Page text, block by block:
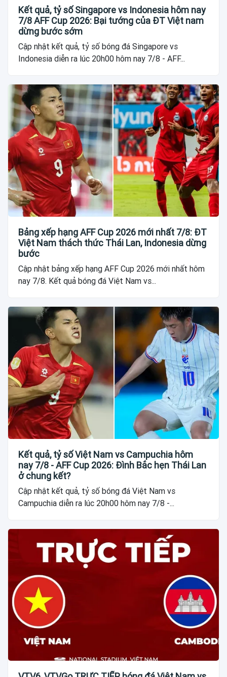
Kết quả, tỷ số Singapore vs Indonesia hôm nay
7/8 AFF Cup 2026: Bại tướng của ĐT Việt nam
dừng bước sớm
Cập nhật kết quả, tỷ số bóng đá Singapore vs
Indonesia diễn ra lúc 20h00 hôm nay 7/8 - AFF...
Bảng xếp hạng AFF Cup 2026 mới nhất 7/8: ĐT
Việt Nam thách thức Thái Lan, Indonesia dừng
bước
Cập nhật bảng xếp hạng AFF Cup 2026 mới nhất hôm
nay 7/8. Kết quả bóng đá Việt Nam vs...
Kết quả, tỷ số Việt Nam vs Campuchia hôm
nay 7/8 - AFF Cup 2026: Đình Bắc hẹn Thái Lan
ở chung kết?
Cập nhật kết quả, tỷ số bóng đá Việt Nam vs
Campuchia diễn ra lúc 20h00 hôm nay 7/8 -...